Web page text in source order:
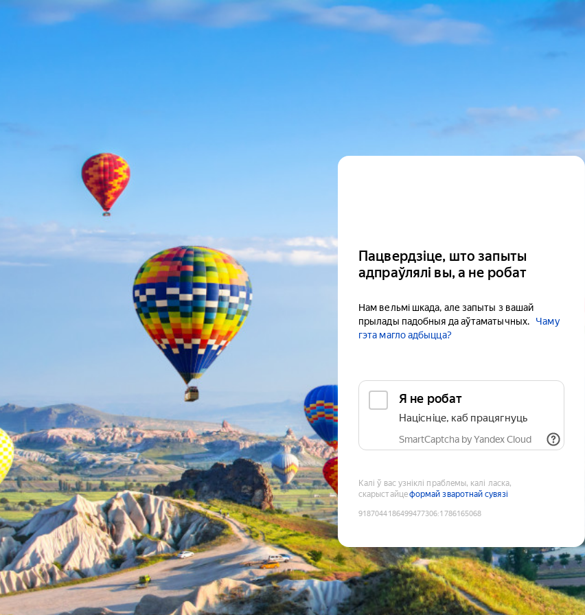
Пацвердзіце, што запыты
адпраўлялі вы, а не робат
Нам вельмі шкада, але запыты з вашай
прылады падобныя да аўтаматычных.
Чаму
гэта магло адбыцца?
Я не робат
Націсніце, каб працягнуць
SmartCaptcha by Yandex Cloud
Калі ў вас узніклі праблемы, калі ласка,
скарыстайцеформай зваротнай сувязі
9187044186499477306:1786165068